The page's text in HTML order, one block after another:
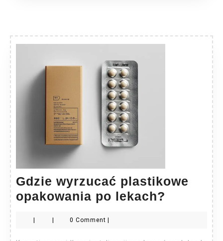
Gdzie wyrzucać plastikowe
opakowania po lekach?
0 Comment